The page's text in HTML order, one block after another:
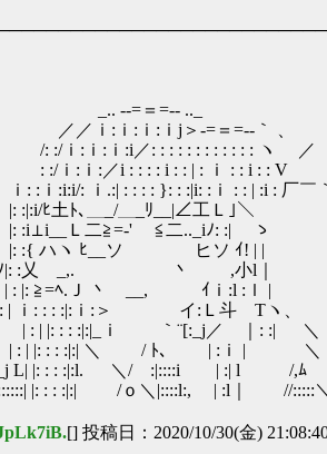
＝=‐- .._
:ｉ:ｉj＞‐=＝=‐-｀
:i／: : : : : : : : : : : : ヽ ／
: : : : i : : | : ｉ : : i : : V
.:| : : : : }: : :|i: :ｉ : : | :i : 厂￣
_/＿_ﾘ__|∠工Ｌ｣＼
≧=‐' ≦二.._iﾉ: :| ゝ
ﾋ__ソ ヒソ ｲ! | |
丶 ,小l｜ また自己犠
.Ｊ 丶 __, ｲｉ:l :ｌ |
:|:ｉ:＞ イ:Ｌ斗 Tヽ、
ｉ ｀¨[:_j／ ｜: :| ＼
＼ / ﾄ､ | :ｉ | ＼
:|:l. ＼/ :|::::i | :| l /,ﾑ
: : :|:| /ｏ＼|::::l:, | :l｜ //:::::
[] 投稿日：2020/10/30(金)